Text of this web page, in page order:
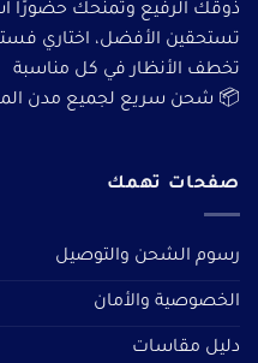
ذوقك الرفيع وتمنحك حضورًا
تستحقين الأفضل، اختاري
تخطف الأنظار في كل مناسبة
📦 شحن سريع لجميع مدن
صفحات تهمك
رسوم الشحن والتوصيل
الخصوصية والأمان
دليل مقاسات